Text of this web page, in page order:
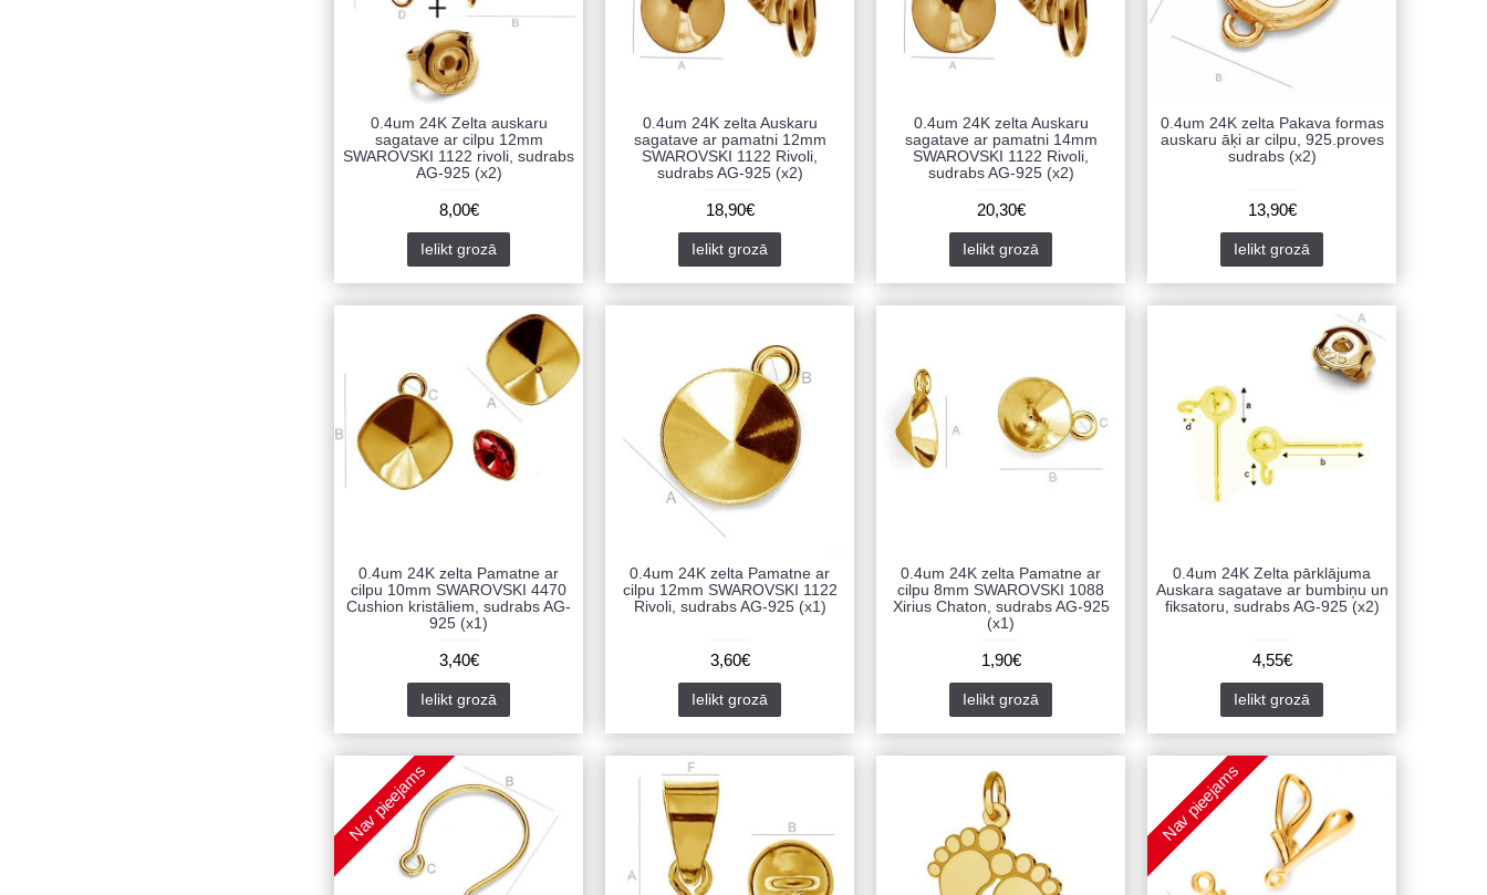
0.4um 24K Zelta auskaru
sagatave ar cilpu 12mm
SWAROVSKI 1122 rivoli, sudrabs
AG-925 (x2)
8,00€
Ielikt grozā
0.4um 24K zelta Auskaru
sagatave ar pamatni 12mm
SWAROVSKI 1122 Rivoli,
sudrabs AG-925 (x2)
18,90€
Ielikt grozā
0.4um 24K zelta Auskaru
sagatave ar pamatni 14mm
SWAROVSKI 1122 Rivoli,
sudrabs AG-925 (x2)
20,30€
Ielikt grozā
0.4um 24K zelta Pakava formas
auskaru āķi ar cilpu, 925.proves
sudrabs (x2)
13,90€
Ielikt grozā
0.4um 24K zelta Pamatne ar
cilpu 10mm SWAROVSKI 4470
Cushion kristāliem, sudrabs AG-
925 (x1)
3,40€
Ielikt grozā
0.4um 24K zelta Pamatne ar
cilpu 12mm SWAROVSKI 1122
Rivoli, sudrabs AG-925 (x1)
3,60€
Ielikt grozā
0.4um 24K zelta Pamatne ar
cilpu 8mm SWAROVSKI 1088
Xirius Chaton, sudrabs AG-925
(x1)
1,90€
Ielikt grozā
0.4um 24K Zelta pārklājuma
Auskara sagatave ar bumbiņu un
fiksatoru, sudrabs AG-925 (x2)
4,55€
Ielikt grozā
Nav pieejams Nav pieejams